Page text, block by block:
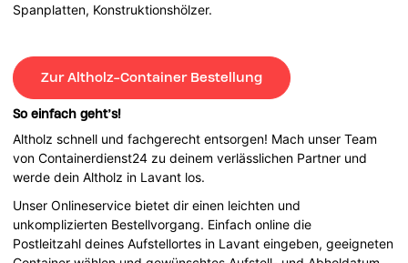
Spanplatten, Konstruktionshölzer.
Zur Altholz-Container Bestellung
So einfach geht’s!
Altholz schnell und fachgerecht entsorgen! Mach unser Team
von Containerdienst24 zu deinem verlässlichen Partner und
werde dein Altholz in Lavant los.
Unser Onlineservice bietet dir einen leichten und
unkomplizierten Bestellvorgang. Einfach online die
Postleitzahl deines Aufstellortes in Lavant eingeben, geeigneten